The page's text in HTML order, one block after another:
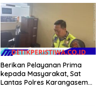
Berikan Pelayanan Prima
kepada Masyarakat, Sat
Lantas Polres Karangasem